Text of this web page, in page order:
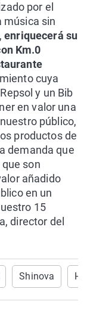
por el
música sin
enriquecerá su
Km.0
cuya
y un Bib
en valor una
público,
productos de
demanda que
son
añadido
en un
15
director del
Shinova